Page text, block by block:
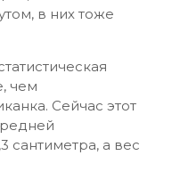
в них тоже
чем
Сейчас этот
сантиметра, а вес